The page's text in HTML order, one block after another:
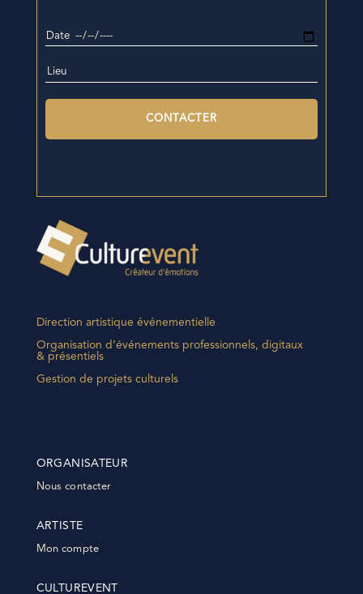
Direction artistique événementielle
Organisation d’événements professionnels, digitaux
& présentiels
Gestion de projets culturels
ORGANISATEUR
Nous contacter
ARTISTE
Mon compte
CULTUREVENT